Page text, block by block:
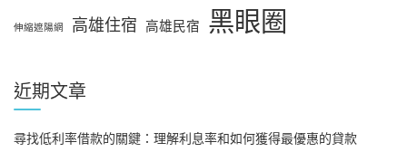
伸縮遮陽網 高雄住宿 高雄民宿 黑眼圈
近期文章
尋找低利率借款的關鍵：理解利息率和如何獲得最優惠的貸款